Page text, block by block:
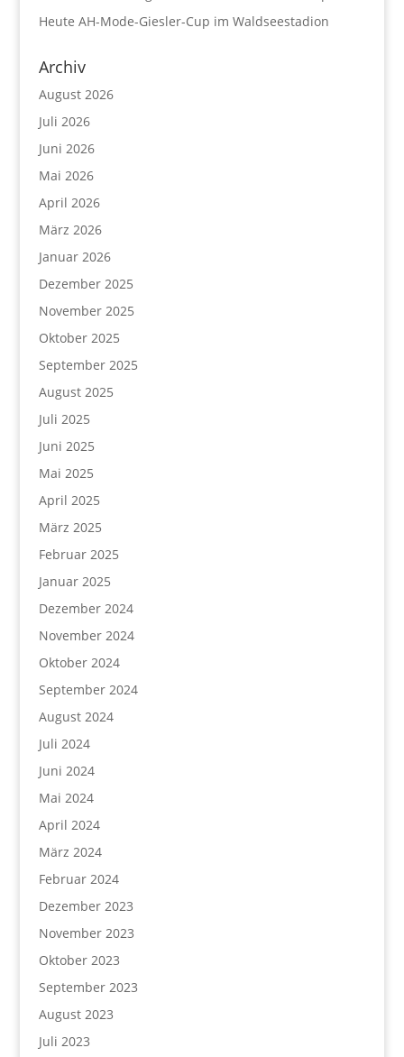
Heute AH-Mode-Giesler-Cup im Waldseestadion
Archiv
August 2026
Juli 2026
Juni 2026
Mai 2026
April 2026
März 2026
Januar 2026
Dezember 2025
November 2025
Oktober 2025
September 2025
August 2025
Juli 2025
Juni 2025
Mai 2025
April 2025
März 2025
Februar 2025
Januar 2025
Dezember 2024
November 2024
Oktober 2024
September 2024
August 2024
Juli 2024
Juni 2024
Mai 2024
April 2024
März 2024
Februar 2024
Dezember 2023
November 2023
Oktober 2023
September 2023
August 2023
Juli 2023